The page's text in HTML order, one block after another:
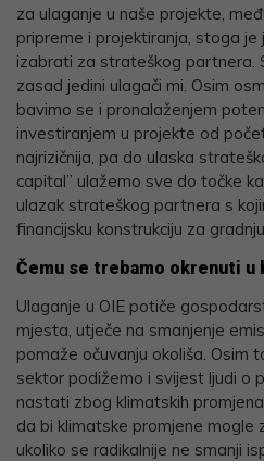
za ulaganje u naše projekte,
pripreme i projektiranja, stoga je
izabrati za strateškog partnera.
zasad jedini ulagači mi. Osim
bavimo se i pronalaženjem
investiranjem u projekte od
najrizičnija, pa do ulaska
capital” ulažemo sve do točke
ulazak strateškog partnera s
financijsku konstrukciju za
Čemu se trebamo okrenuti u
Ulaganje u OIE potiče
mjesta, utječe na smanjenje
pomaže očuvanju okoliša. Osim
sektor podižemo i svijest ljudi o
nastati zbog klimatskih
da bi klimatske promjene mogle
ukoliko se radikalnije ne smanji